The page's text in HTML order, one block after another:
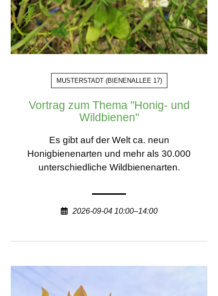
MUSTERSTADT(BIENENALLEE 17)
Vortrag zum Thema "Honig- und
Wildbienen"
Es gibt auf der Welt ca. neun
Honigbienenarten und mehr als 30.000
unterschiedliche Wildbienenarten.
2026-09-04 10:00–14:00